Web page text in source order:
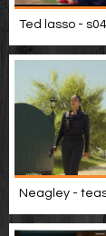
Video
Ted lasso -
Neagley -